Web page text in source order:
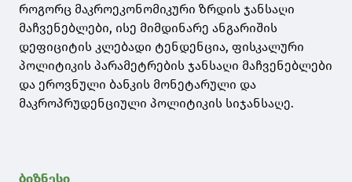
როგორც მაკროეკონომიკური ზრდის ჯანსაღი
მაჩვენებლები, ისე მიმდინარე ანგარიშის
დეფიციტის კლებადი ტენდენცია, ფისკალური
პოლიტიკის პარამეტრების ჯანსაღი მაჩვენებლები
და ეროვნული ბანკის მონეტარული და
მაკროპრუდენციული პოლიტიკის სიჯანსაღე.
ბიზნესი